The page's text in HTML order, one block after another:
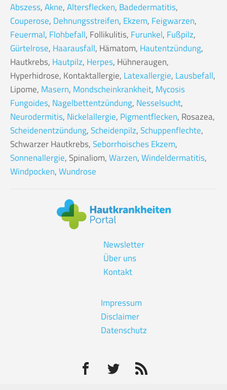
Abszess,Akne,Altersflecken, Badedermatitis,
Couperose, Dehnungsstreifen, Ekzem, Feigwarzen,
Feuermal, Flohbefall, Follikulitis, Furunkel, Fußpilz,
Gürtelrose, Haarausfall, Hämatom, Hautentzündung,
Hautkrebs, Hautpilz, Herpes, Hühneraugen,
Hyperhidrose, Kontaktallergie, Latexallergie, Lausbefall,
Lipome, Masern, Mondscheinkrankheit, Mycosis
Fungoides, Nagelbettentzündung, Nesselsucht,
Neurodermitis, Nickelallergie, Pigmentflecken, Rosazea,
Scheidenentzündung,Scheidenpilz,Schuppenflechte,
Schwarzer Hautkrebs,Seborrhoisches Ekzem,
Sonnenallergie, Spinaliom,Warzen,Windeldermatitis,
Windpocken,Wundrose
Newsletter
Über uns
Kontakt
Impressum
Disclaimer
Datenschutz